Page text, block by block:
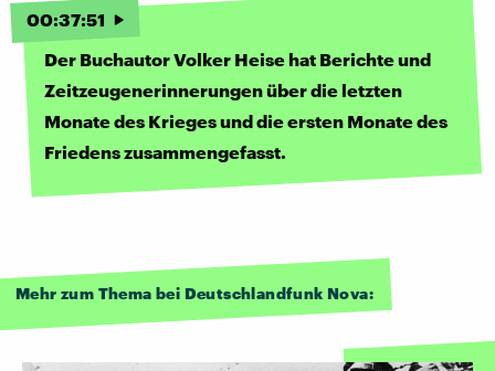
00:37:51
Der Buchautor Volker Heise hat Berichte und
Zeitzeugenerinnerungen über die letzten
Monate des Krieges und die ersten Monate des
Friedens zusammengefasst.
Mehr zum Thema bei Deutschlandfunk Nova: